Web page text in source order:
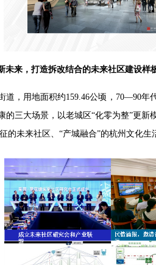
未来，打造拆改结合的未来社区建设样
道，用地面积约159.46公顷，70—90
的三大场景，以老城区“化零为整”更
的未来社区、“产城融合”的杭州文化生